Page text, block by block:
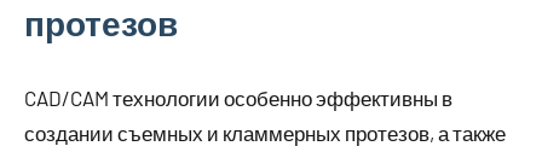
протезов
CAD/CAM технологии особенно эффективны в
создании съемных и кламмерных протезов, а также